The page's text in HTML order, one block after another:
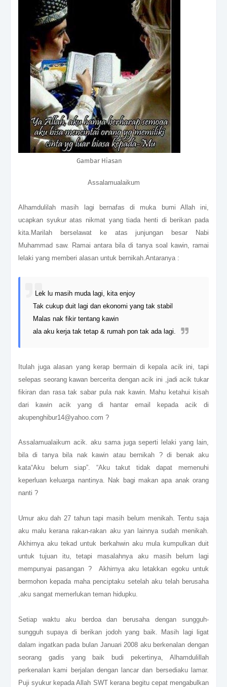
Gambar Hiasan
Assalamualaikum
Alhamdulilah masih lagi bernafas di muka bumi Allah ini,
ucapkan syukur atas nikmat yang tiada henti di berikan pada
kita.Marilah berselawat ke atas junjungan besar Nabi
Muhammad saw. Ramai antara bila di tanya soal kawin, ramai
lelaki yang memberi alasan untuk bernikah.Antaranya :
Lek lu masih muda lagi, kita enjoy
Tak cukup duit lagi dan ekonomi yang tak stabil
Malas nak fikir tentang kawin
ala aku kerja tak tetap & rumah pon tak ada lagi.
Itulah juga alasan yang kerap bermain di kepala acik ini, tapi
selepas seorang kawan bercerita dengan acik ini ,jadi acik tukar
fikiran dan rasa tak sabar pula nak kawin. Mahu ketahui kisah
dari kawin acik yang di hantar email kepada acik di
akupenghibur14@yahoo.com ?
Assalamualaikum acik. aku sama juga seperti lelaki yang lain,
bila di tanya bila nak kawin atau bernikah ? di benak aku
kata“Aku belum siap”. “Aku takut tidak dapat memenuhi
keperluan keluarga nantinya. Nak bagi makan apa anak orang
nanti ?
Umur aku dah 27 tahun tapi masih belum menikah. Tentu saja
aku malu kerana rakan-rakan aku yan lainnya sudah menikah.
Akhirnya aku tekad untuk berkahwin aku mula kumpulkan duit
untuk tujuan itu, tetapi masalahnya aku masih belum lagi
mempunyai pasangan ? Akhirnya aku letakkan egoku untuk
bermohon kepada maha penciptaku setelah aku telah berusaha
,aku sangat memerlukan teman hidupku.
Setiap waktu aku berdoa dan berusaha dengan sungguh-
sungguh supaya di berikan jodoh yang baik. Masih lagi ligat
dalam ingatkan pada bulan Januari 2008 aku berkenalan dengan
seorang gadis yang baik budi pekertinya, Alhamdulillah
perkenalan kami berjalan dengan lancar dan bersediaku lamar.
Puji syukur kepada Allah SWT kerana begitu cepat mengabulkan